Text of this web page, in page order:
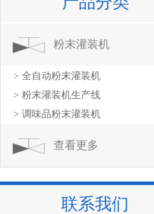
粉末灌装机
> 全自动粉末灌装机
> 粉末灌装机生产线
> 调味品粉末灌装机
查看更多
联系我们